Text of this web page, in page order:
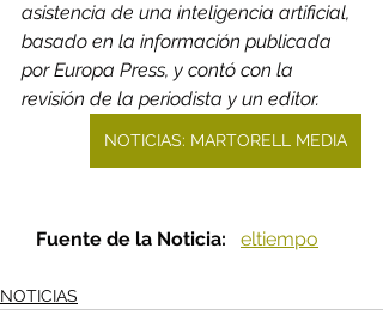
asistencia de una inteligencia artificial,
basado en la información publicada
por Europa Press, y contó con la
revisión de la periodista y un editor.
NOTICIAS: MARTORELL MEDIA
Fuente de la Noticia: eltiempo
NOTICIAS